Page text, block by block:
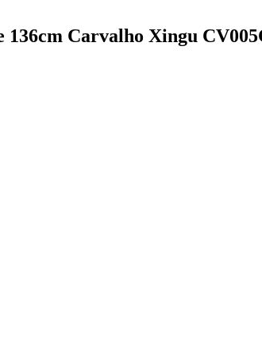
136cm Carvalho Xingu